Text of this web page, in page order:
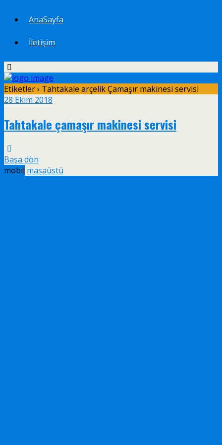
AnaSayfa
İletişim
Etiketler › Tahtakale arçelik Çamaşır makinesi servisi
28 Ekim 2018
Tahtakale çamaşır makinesi servisi
Başa dön
mobil masaüstü